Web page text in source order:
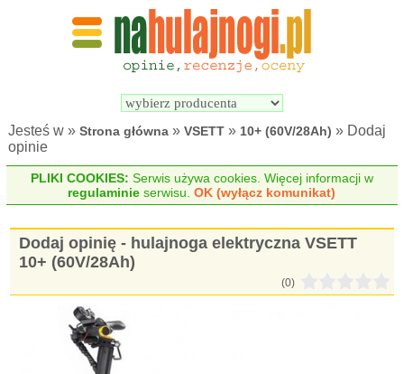
Wyszukiwarka
elektrycznych
Jesteś w »Strona główna »VSETT » 10+ (60V/28Ah) » Dodaj
opinie
PLIKI COOKIES: Serwis używa cookies. Więcej informacji w
regulaminie serwisu.OK (wyłącz komunikat)
Dodaj opinię - hulajnoga elektryczna VSETT
10+ (60V/28Ah)
(0)